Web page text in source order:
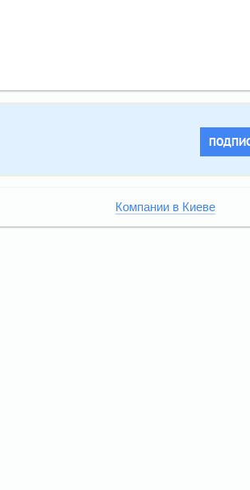
Компании в Киеве